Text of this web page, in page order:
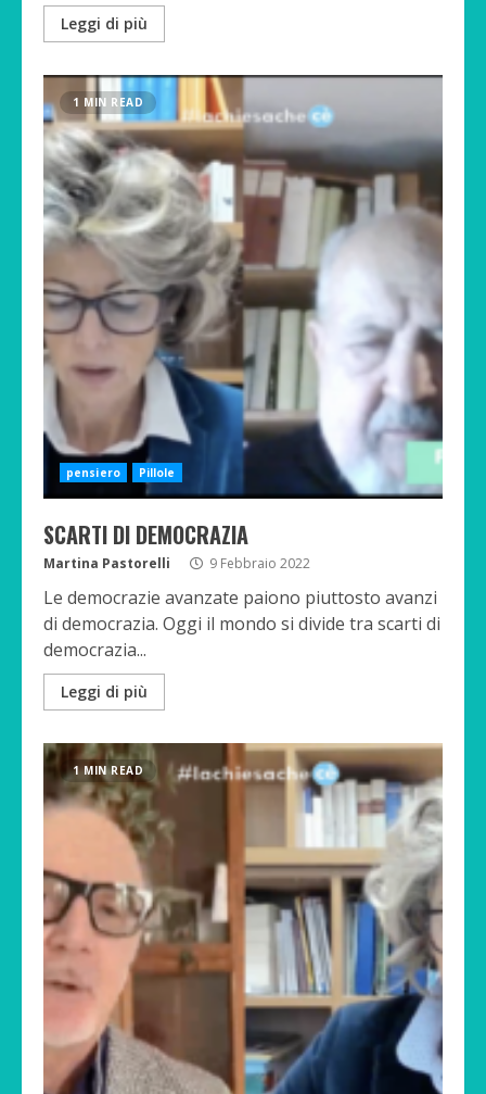
Leggi di più
1 MIN READ
pensiero Pillole
SCARTI DI DEMOCRAZIA
Martina Pastorelli 9 Febbraio 2022
Le democrazie avanzate paiono piuttosto avanzi
di democrazia. Oggi il mondo si divide tra scarti di
democrazia...
Leggi di più
1 MIN READ